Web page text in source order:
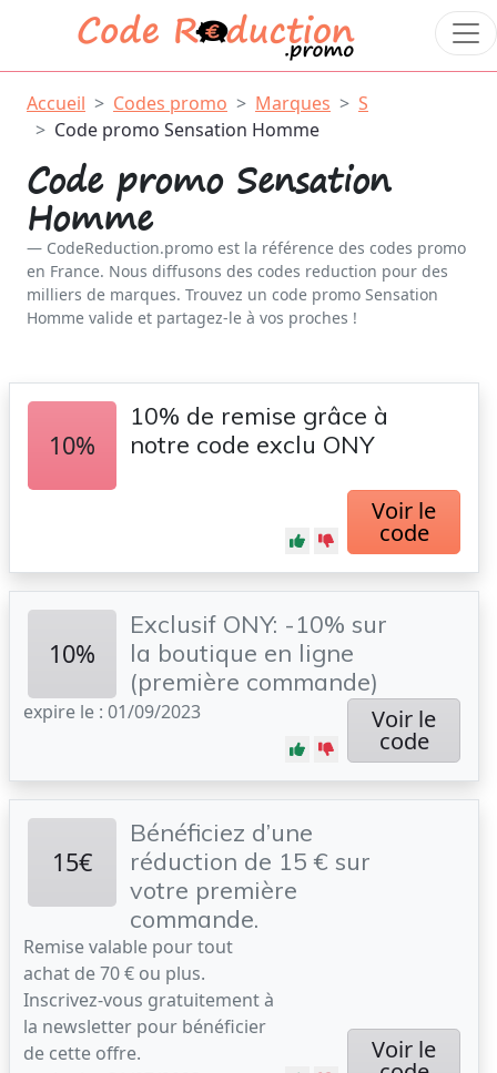
Accueil Codes promo Marques
S
Code promo Sensation Homme
Code promo Sensation
Homme
CodeReduction.promo est la référence des codes promo
en France. Nous diffusons des codes reduction pour des
milliers de marques. Trouvez un code promo Sensation
Homme valide et partagez-le à vos proches !
10%
10% de remise grâce à
notre code exclu ONY
Voir le
code
10%
Exclusif ONY: -10% sur
la boutique en ligne
(première commande)
expire le : 01/09/2023 Voir le
code
15€
Bénéficiez d’une
réduction de 15 € sur
votre première
commande.
Remise valable pour tout
achat de 70 € ou plus.
Inscrivez-vous gratuitement à
la newsletter pour bénéficier
de cette offre.
Voir le